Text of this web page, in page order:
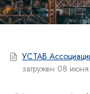
УСТАВ
загружен 08